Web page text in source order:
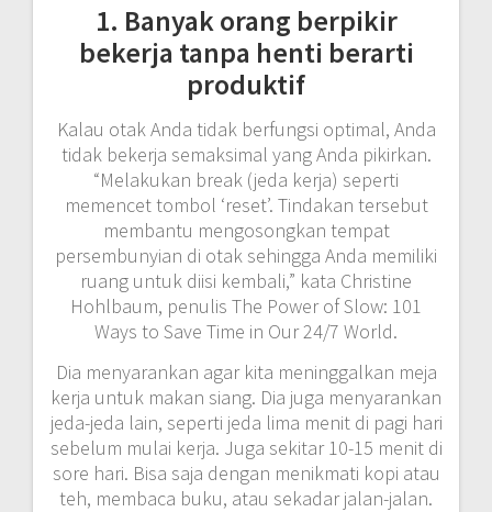
1. Banyak orang berpikir
bekerja tanpa henti berarti
produktif
Kalau otak Anda tidak berfungsi optimal, Anda
tidak bekerja semaksimal yang Anda pikirkan.
“Melakukan break (jeda kerja) seperti
memencet tombol ‘reset’. Tindakan tersebut
membantu mengosongkan tempat
persembunyian di otak sehingga Anda memiliki
ruang untuk diisi kembali,” kata Christine
Hohlbaum, penulis The Power of Slow: 101
Ways to Save Time in Our 24/7 World.
Dia menyarankan agar kita meninggalkan meja
kerja untuk makan siang. Dia juga menyarankan
jeda-jeda lain, seperti jeda lima menit di pagi hari
sebelum mulai kerja. Juga sekitar 10-15 menit di
sore hari. Bisa saja dengan menikmati kopi atau
teh, membaca buku, atau sekadar jalan-jalan.